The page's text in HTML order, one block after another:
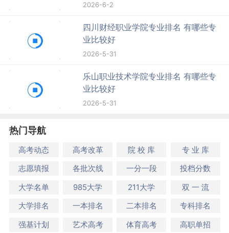
2026-6-2
四川财经职业学院专业排名 有哪些专
业比较好
2026-5-31
乐山职业技术学院专业排名 有哪些专
业比较好
2026-5-31
热门导航
高考动态 高考改革 院 校 库
专 业 库
志愿填报
各批次线 一分一段
投档分数
大学名单
985大学 211大学
双 一 流
大学排名
一本排名 二本排名
专科排名
强基计划
艺术高考 体育高考 高职单招